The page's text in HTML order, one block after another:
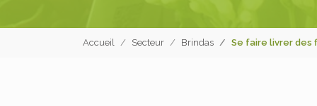
Accueil Secteur Brindas Se faire livrer des